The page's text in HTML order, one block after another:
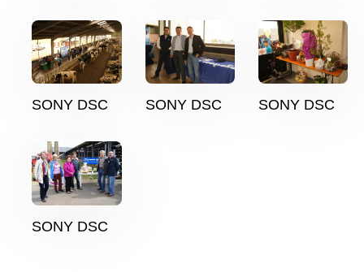
SONY DSC SONY DSC SONY DSC
SONY DSC